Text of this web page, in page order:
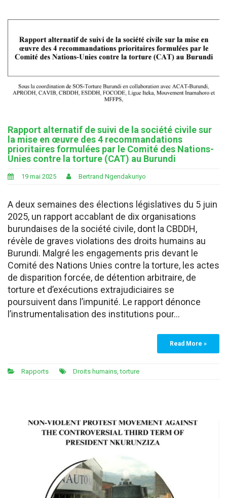
Rapport alternatif de suivi de la société civile sur
la mise en œuvre des 4 recommandations
prioritaires formulées par le Comité des Nations-
Unies contre la torture (CAT) au Burundi
19 mai 2025 Bertrand Ngendakuriyo
A deux semaines des élections législatives du 5 juin
2025, un rapport accablant de dix organisations
burundaises de la société civile, dont la CBDDH,
révèle de graves violations des droits humains au
Burundi. Malgré les engagements pris devant le
Comité des Nations Unies contre la torture, les actes
de disparition forcée, de détention arbitraire, de
torture et d’exécutions extrajudiciaires se
poursuivent dans l’impunité. Le rapport dénonce
l’instrumentalisation des institutions pour…
Read More »
Rapports Droits humains ,torture